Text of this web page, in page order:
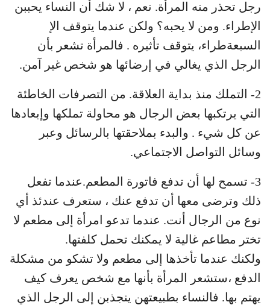
رجل تحذر منه المرأة. نعم ، لا شك أن النساء يحببن
الإطراء. ومن لا يحبه؟ ولكن عندما يتوقف الإ
السبعةطراء، يتوقف تأثيره . فالمرأة تشعر بأن
الرجل الذي يغالي في إرضائها هو شخص غير آمن.
2- التملك منذ بداية العلاقة. من التصرفات الخاطئة
التي يرتكبها بعض الرجال هو محاولة تملكها وإبعادها
عن كل شيء . والبدء بملاحقتها بالرسائل وعبر
وسائل التواصل الاجتماعي.
3- تسمح لها أن تدفع فاتورة المطعم.عندما تفعل
ذلك وترضى معها أن تدفع عنك ، ستعرف عندئذ أي
نوع من الرجال أنت. عندما تدعو امرأة إلى مطعم لا
تختر مطاعم غالية لا يمكنك تحمل كلفتها.
ولكنك عندما تأخذها إلى مطعم ولا تشكو من مشكلة
الدفع ،ستشعر المرأة بأنها مع شخص يعرف كيف
يهتم بها. فالنساء بطبيعتهن ينجذبن إلى الرجل الذي